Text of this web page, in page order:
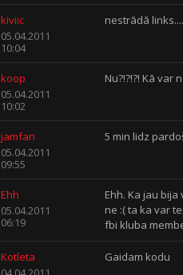
kiviic
05.04.2011
10:04
nestrādā links....
koop
05.04.2011
10:02
Nu?!?!?! Kā var
jamfan
05.04.2011
09:55
5 min lidz
Ehh
05.04.2011
06:19
Ehh. Ka jau
ne :( ta ka var
fbi kluba
Kotleta
Gaidam kodu